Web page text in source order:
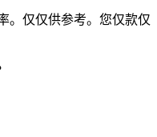
。仅仅供参考。您仅款仅